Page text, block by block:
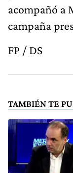
acompañó a
campaña
FP / DS
TAMBIÉN TE